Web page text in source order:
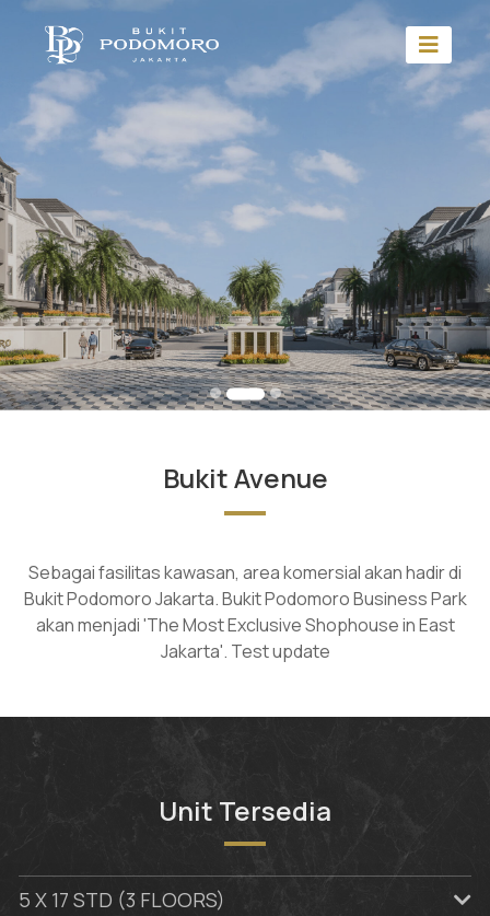
Bukit Avenue
Sebagai fasilitas kawasan, area komersial akan hadir di
Bukit Podomoro Jakarta. Bukit Podomoro Business Park
akan menjadi 'The Most Exclusive Shophouse in East
Jakarta'. Test update
Unit Tersedia
5 X 17 STD (3 FLOORS)